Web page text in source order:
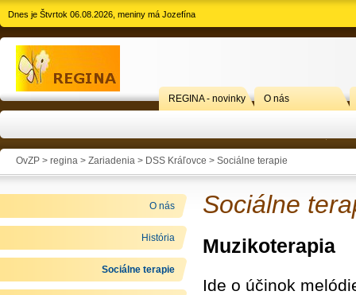
Dnes je Štvrtok 06.08.2026, meniny má Jozefína
REGINA - novinky O nás
OvZP > regina > Zariadenia > DSS Kráľovce > Sociálne terapie
O nás
História
Sociálne terapie
Sociálne
Muzikoterapia
Ide o účinok